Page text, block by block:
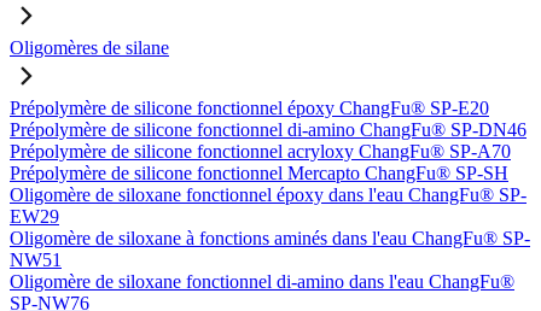
Oligomères de silane
Prépolymère de silicone fonctionnel époxy ChangFu® SP-E20
Prépolymère de silicone fonctionnel di-amino ChangFu® SP-DN46
Prépolymère de silicone fonctionnel acryloxy ChangFu® SP-A70
Prépolymère de silicone fonctionnel Mercapto ChangFu® SP-SH
Oligomère de siloxane fonctionnel époxy dans l'eau ChangFu® SP-
EW29
Oligomère de siloxane à fonctions aminés dans l'eau ChangFu® SP-
NW51
Oligomère de siloxane fonctionnel di-amino dans l'eau ChangFu®
SP-NW76